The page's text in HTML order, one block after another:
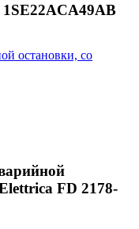
FD 2178-